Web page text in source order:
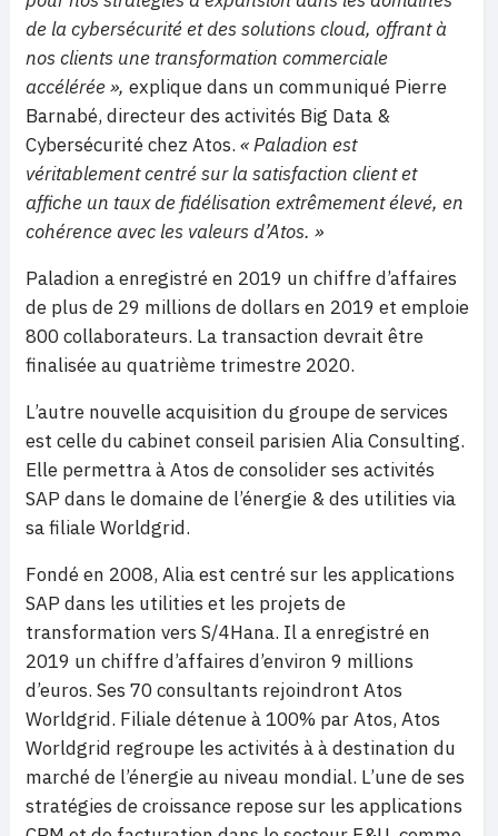
de la cybersécurité et des solutions cloud, offrant à
nos clients une transformation commerciale
accélérée », explique dans un communiqué Pierre
Barnabé, directeur des activités Big Data &
Cybersécurité chez Atos. « Paladion est
véritablement centré sur la satisfaction client et
affiche un taux de fidélisation extrêmement élevé, en
cohérence avec les valeurs d’Atos. »
Paladion a enregistré en 2019 un chiffre d’affaires
de plus de 29 millions de dollars en 2019 et emploie
800 collaborateurs. La transaction devrait être
finalisée au quatrième trimestre 2020.
L’autre nouvelle acquisition du groupe de services
est celle du cabinet conseil parisien Alia Consulting.
Elle permettra à Atos de consolider ses activités
SAP dans le domaine de l’énergie & des utilities via
sa filiale Worldgrid.
Fondé en 2008, Alia est centré sur les applications
SAP dans les utilities et les projets de
transformation vers S/4Hana. Il a enregistré en
2019 un chiffre d’affaires d’environ 9 millions
d’euros. Ses 70 consultants rejoindront Atos
Worldgrid. Filiale détenue à 100% par Atos, Atos
Worldgrid regroupe les activités à à destination du
marché de l’énergie au niveau mondial. L’une de ses
stratégies de croissance repose sur les applications